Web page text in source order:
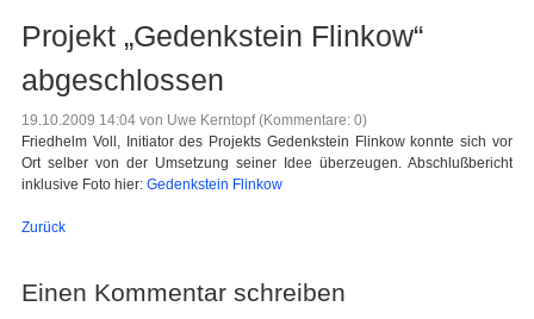
Projekt „Gedenkstein Flinkow“
abgeschlossen
19.10.2009 14:04 von Uwe Kerntopf (Kommentare: 0)
Friedhelm Voll, Initiator des Projekts Gedenkstein Flinkow konnte sich vor
Ort selber von der Umsetzung seiner Idee überzeugen. Abschlußbericht
inklusive Foto hier: Gedenkstein Flinkow
Zurück
Einen Kommentar schreiben